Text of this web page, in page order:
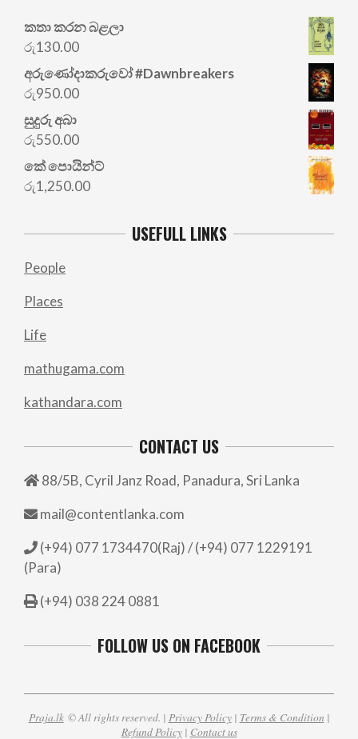
කතා කරන බළලා
රු130.00
අරු‍ණෝදාකරුවෝ #Dawnbreakers
රු950.00
සුදුරු අබා
රු550.00
කේ පොයින්ට්
රු1,250.00
USEFULL LINKS
People
Places
Life
mathugama.com
kathandara.com
CONTACT US
88/5B, Cyril Janz Road, Panadura, Sri Lanka
mail@contentlanka.com
(+94) 077 1734470(Raj) / (+94) 077 1229191
(Para)
(+94) 038 224 0881
FOLLOW US ON FACEBOOK
Praja.lk© All rights reserved. | Privacy Policy| Terms & Condition |
Refund Policy| Contact us